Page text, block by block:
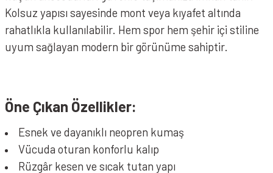
Kolsuz yapısı sayesinde mont veya kıyafet altında
rahatlıkla kullanılabilir. Hem spor hem şehir içi stiline
uyum sağlayan modern bir görünüme sahiptir.
Öne Çıkan Özellikler:
Esnek ve dayanıklı neopren kumaş
Vücuda oturan konforlu kalıp
Rüzgâr kesen ve sıcak tutan yapı